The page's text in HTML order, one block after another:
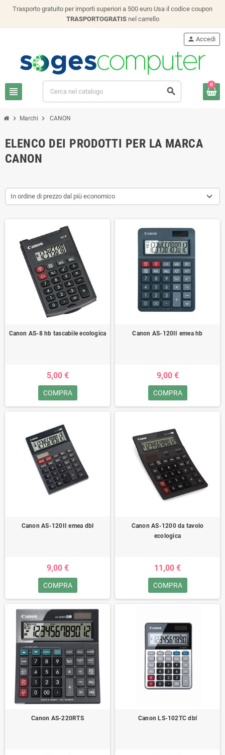
Trasporto gratuito per importi superiori a 500 euro Usa il codice coupon
TRASPORTOGRATISnel carrello
view_headline search
person Accedi
0
chevron_right Marchi chevron_right CANON
ELENCO DEI PRODOTTI PER LA MARCA
CANON
In ordine di prezzo dal più economico
Canon AS-8 hb tascabile ecologica
5,00 €
COMPRA
Canon AS-120II emea hb
9,00 €
COMPRA
Canon AS-120II emea dbl
9,00 €
COMPRA
Canon AS-1200 da tavolo
ecologica
11,00 €
COMPRA
Canon AS-220RTS Canon LS-102TC dbl